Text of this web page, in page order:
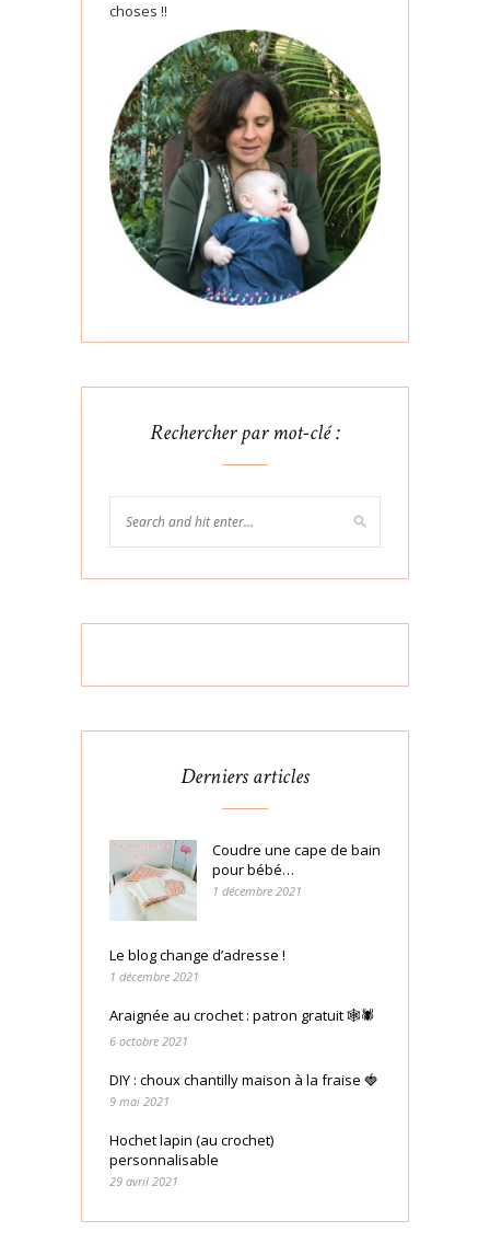
choses !!
Rechercher par mot-clé :
Derniers articles
Coudre une cape de bain
pour bébé…
1 décembre 2021
Le blog change d’adresse !
1 décembre 2021
Araignée au crochet : patron gratuit 🕸🕷
6 octobre 2021
DIY : choux chantilly maison à la fraise 🍓
9 mai 2021
Hochet lapin (au crochet)
personnalisable
29 avril 2021